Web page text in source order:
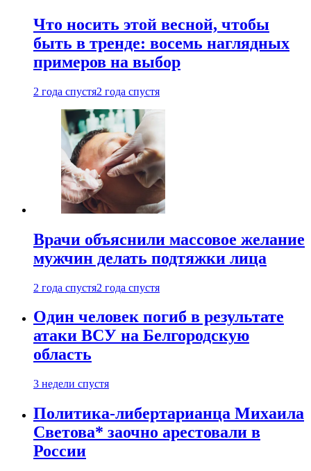
Что носить этой весной, чтобы
быть в тренде: восемь наглядных
примеров на выбор
2 года спустя2 года спустя
Врачи объяснили массовое желание
мужчин делать подтяжки лица
2 года спустя2 года спустя
Один человек погиб в результате
атаки ВСУ на Белгородскую
область
3 недели спустя
Политика-либертарианца Михаила
Светова* заочно арестовали в
России